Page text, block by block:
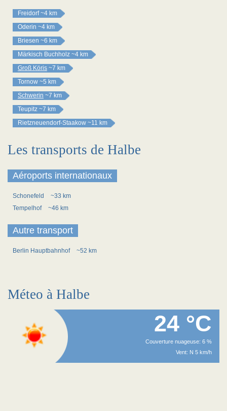
Freidorf ~4 km
Oderin ~4 km
Briesen ~6 km
Märkisch Buchholz ~4 km
Groß Köris ~7 km
Tornow ~5 km
Schwerin ~7 km
Teupitz ~7 km
Rietzneuendorf-Staakow ~11 km
Les transports de Halbe
Aéroports internationaux
Schonefeld
~33 km
Tempelhof
~46 km
Autre transport
Berlin Hauptbahnhof ~52 km
Méteo à Halbe
24 °C
Couverture nuageuse: 6 %
Vent: N 5 km/h